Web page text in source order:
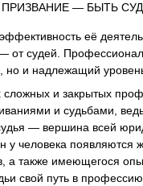
— БЫТЬ
её
от судей.
и надлежащий
и закрытых
и судьбами,
— вершина всей
у человека появляются
а также имеющегося
свой путь в